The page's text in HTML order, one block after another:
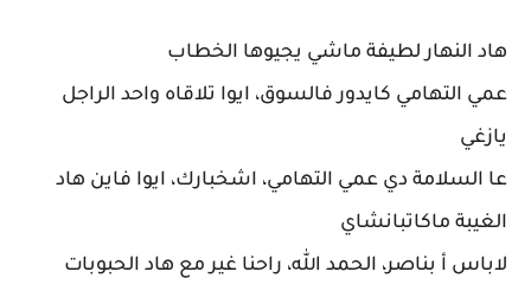
هاد النهار لطيفة ماشي يجيوها الخطاب
عمي التهامي كايدور فالسوق، ايوا تلاقاه واحد الراجل
يازغي
عا السلامة دي عمي التهامي، اشخبارك، ايوا فاين هاد
الغيبة ماكاتبانشاي
لاباس أ بناصر، الحمد الله، راحنا غير مع هاد الحبوبات